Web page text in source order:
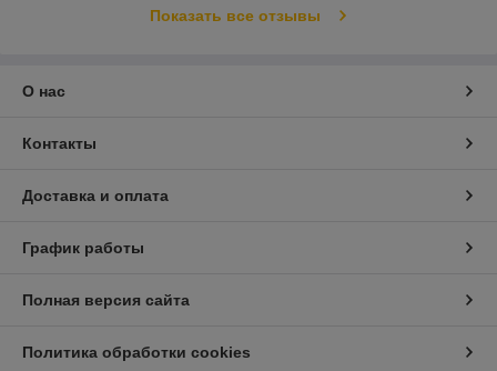
Показать все отзывы
О нас
Контакты
Доставка и оплата
График работы
Полная версия сайта
Политика обработки cookies